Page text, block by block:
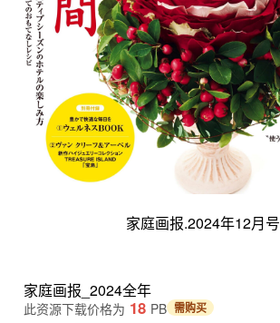
家庭画报.2024年12月号
家庭画报_2024全年
此资源下载价格为 18 PB 需购买